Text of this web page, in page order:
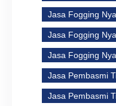
Jasa Fogging
Jasa Fogging
Jasa Fogging
Jasa Pembasmi
Jasa Pembasmi